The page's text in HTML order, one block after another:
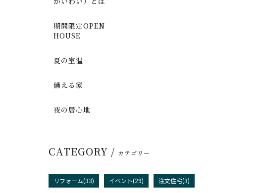
期間限定OPEN
HOUSE
夏の室温
備える家
夜の居心地
CATEGORY / カテゴリー
リフォーム(33) イベント(29) 注文住宅(3)